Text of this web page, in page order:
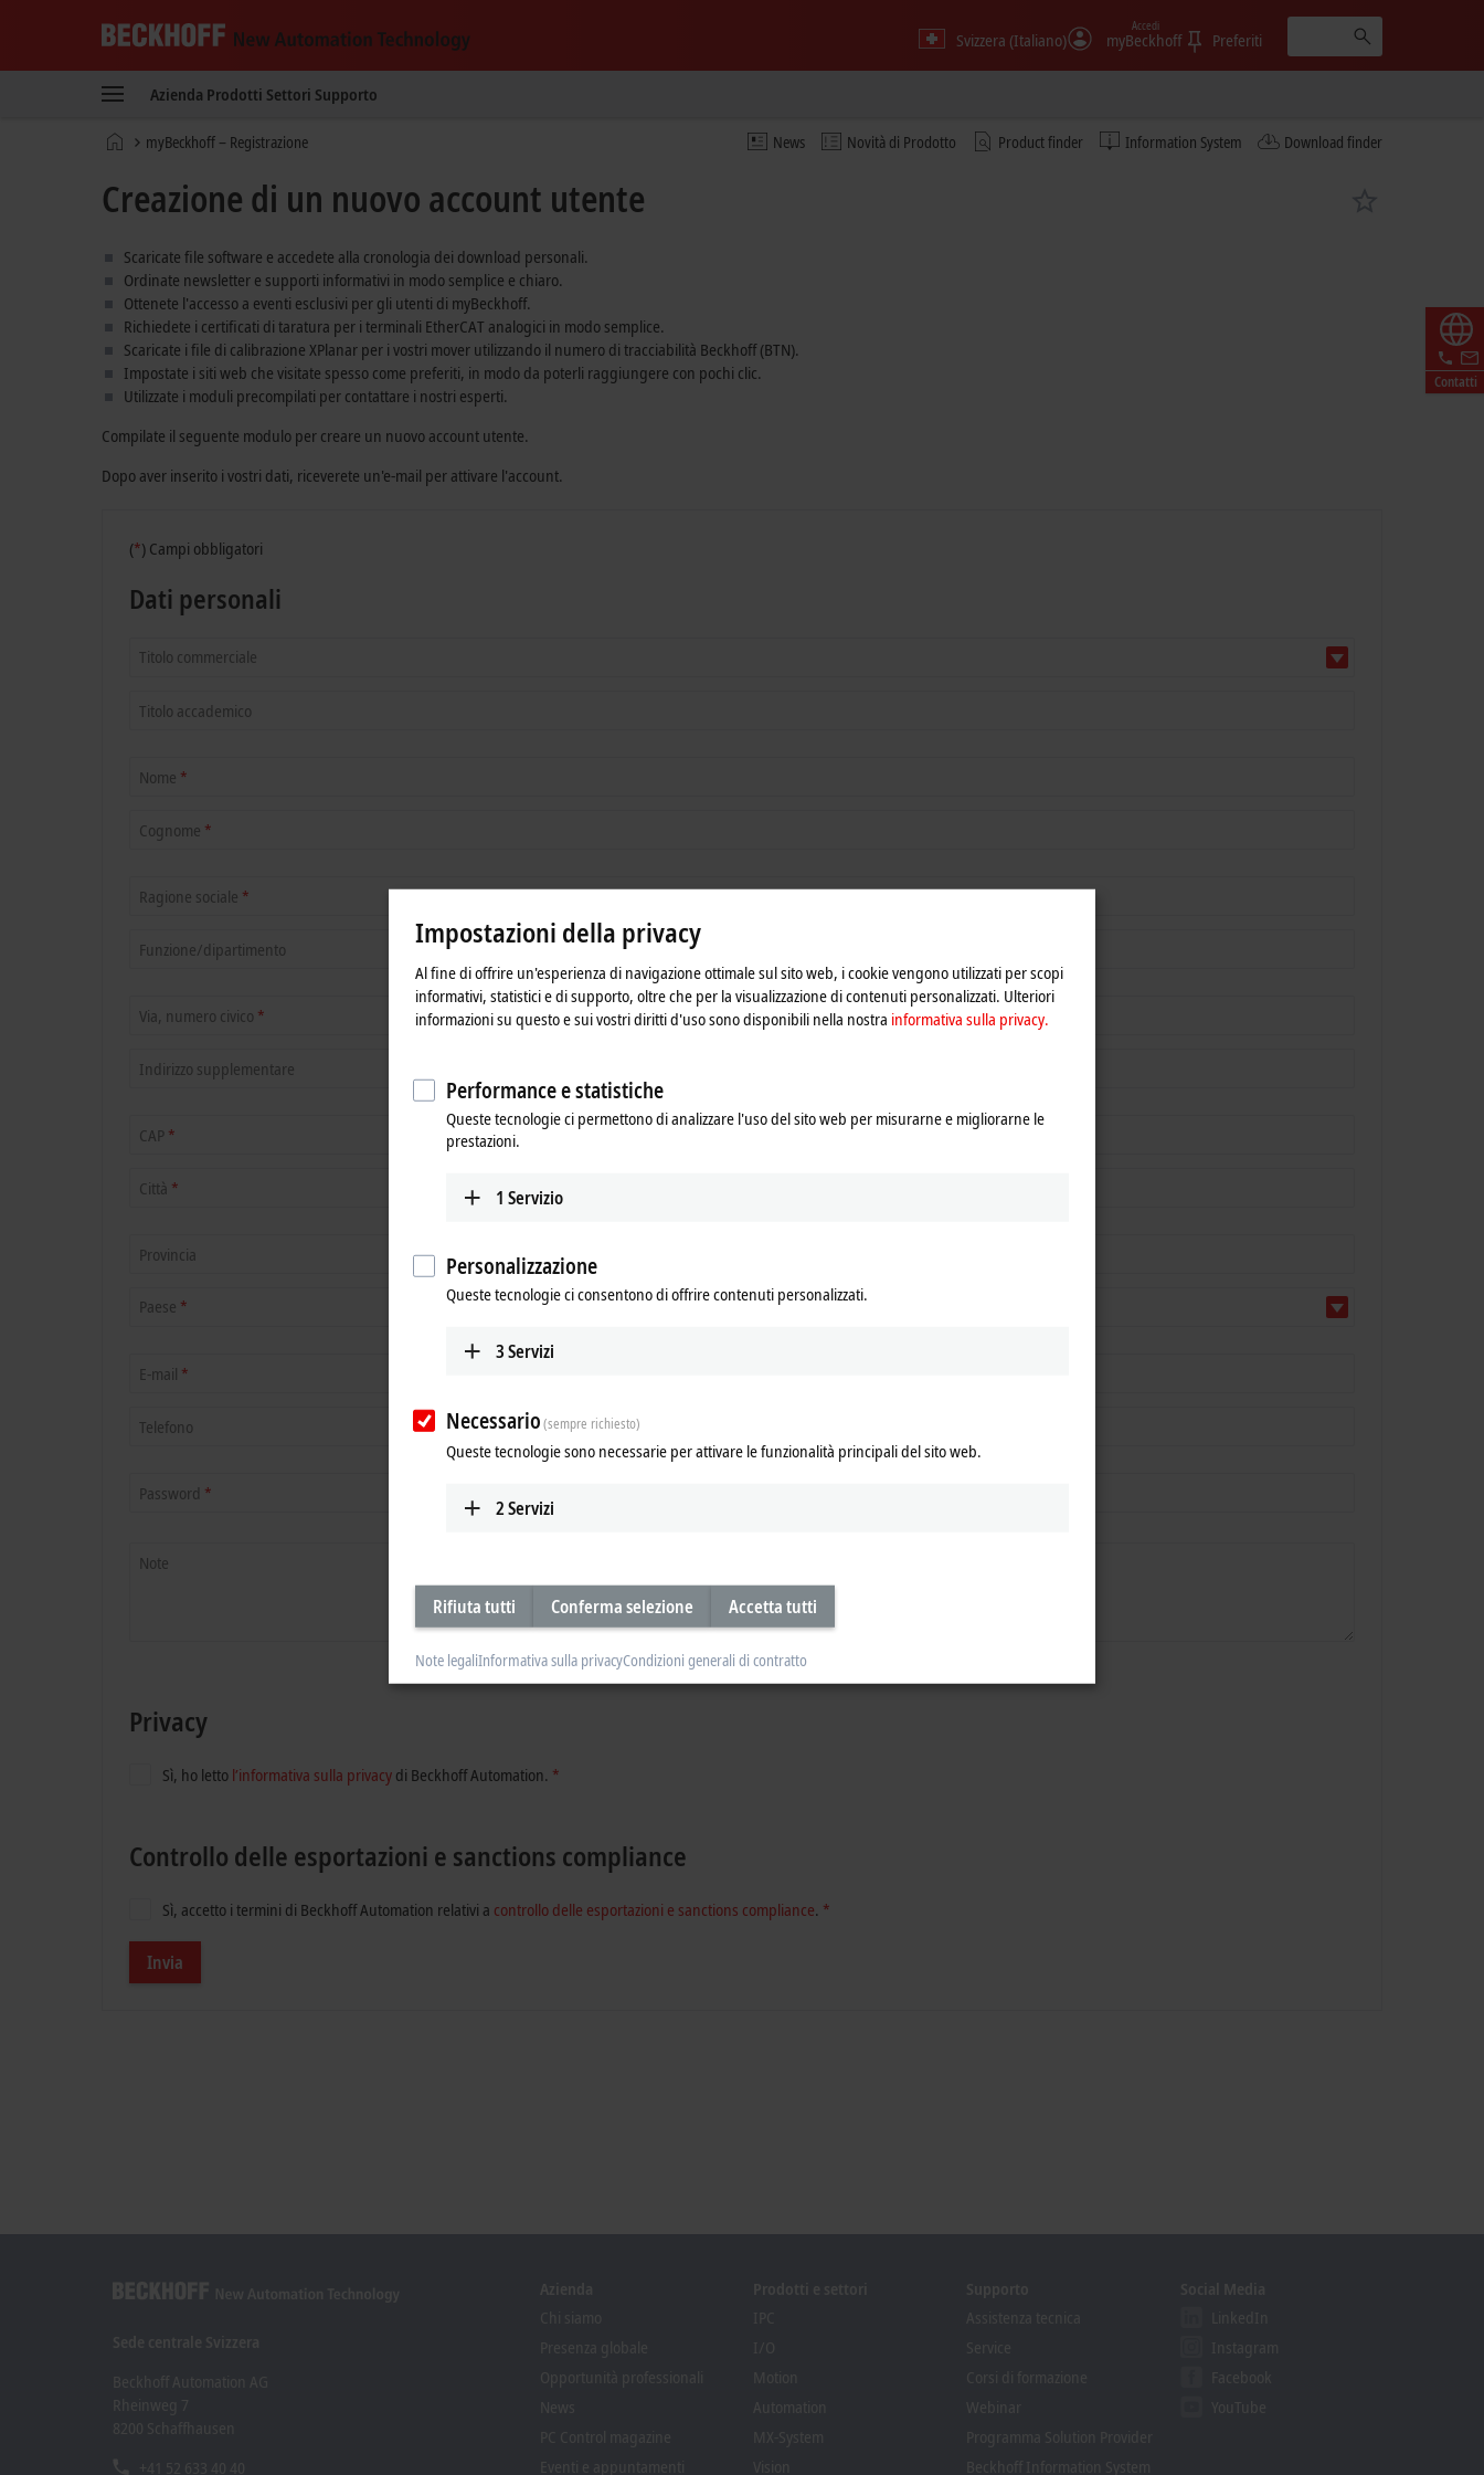
New
Technology
Svizzera (Italiano) myBeckhoff
Accedi
Preferiti
Azienda Prodotti Settori Supporto
News Novità di Prodotto Product finder Information System Download finder
Pagina myBeckhoff – Registrazione
Contatti
Creazione di un nuovo account utente
Scaricate file software e accedete alla cronologia dei download personali.
Ordinate newsletter e supporti informativi in modo semplice e chiaro.
Ottenete l'accesso a eventi esclusivi per gli utenti di myBeckhoff.
Richiedete i certificati di taratura per i terminali EtherCAT analogici in modo semplice.
Scaricate i file di calibrazione XPlanar per i vostri mover utilizzando il numero di tracciabilità Beckhoff (BTN).
Impostate i siti web che visitate spesso come preferiti, in modo da poterli raggiungere con pochi clic.
Utilizzate i moduli precompilati per contattare i nostri esperti.
Compilate il seguente modulo per creare un nuovo account utente.
Dopo aver inserito i vostri dati, riceverete un'e-mail per attivare l'account.
(*) Campi obbligatori
Dati personali
Titolo commerciale
Titolo accademico
Nome *
Cognome *
Ragione sociale *
Funzione/dipartimento
Via, numero civico *
Indirizzo supplementare
CAP *
Città *
Provincia
Paese *
E-mail *
Telefono
Password *
Note
Privacy
Sì, ho letto l’informativa sulla privacy di Beckhoff Automation. *
Controllo delle esportazioni e sanctions compliance
Sì, accetto i termini di Beckhoff Automation relativi a controllo delle esportazioni e sanctions compliance. *
Invia
Impostazioni della privacy
Al fine di offrire un'esperienza di navigazione ottimale sul sito web, i cookie vengono utilizzati per scopi
informativi, statistici e di supporto, oltre che per la visualizzazione di contenuti personalizzati. Ulteriori
informazioni su questo e sui vostri diritti d'uso sono disponibili nella nostra informativa sulla privacy.
Performance e statistiche
Queste tecnologie ci permettono di analizzare l'uso del sito web per misurarne e migliorarne le
prestazioni.
1 Servizio
Personalizzazione
Queste tecnologie ci consentono di offrire contenuti personalizzati.
3Servizi
Necessario(sempre richiesto)
Queste tecnologie sono necessarie per attivare le funzionalità principali del sito web.
2Servizi
Rifiuta tutti Conferma selezione Accetta tutti
Note legaliInformativa sulla privacyCondizioni generali di contratto